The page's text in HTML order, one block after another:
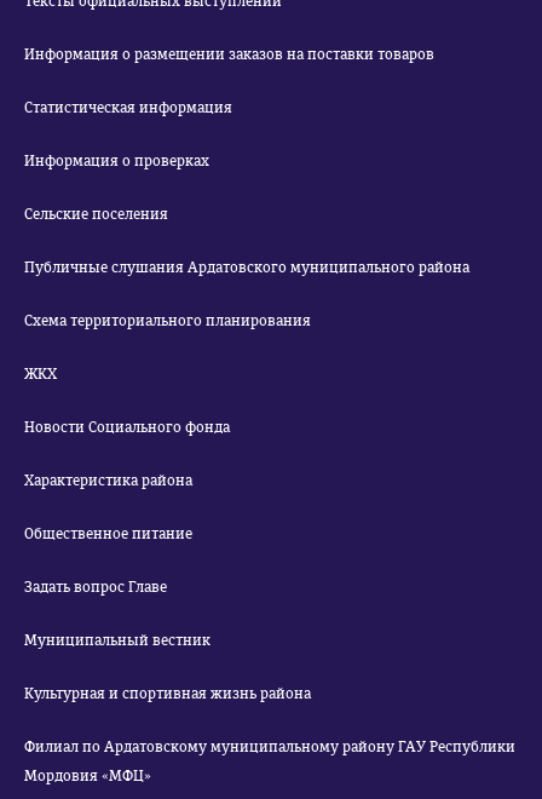
Информация о размещении заказов на поставки товаров
Статистическая информация
Информация о проверках
Сельские поселения
Публичные слушания Ардатовского муниципального района
Схема территориального планирования
ЖКХ
Новости Социального фонда
Характеристика района
Общественное питание
Задать вопрос Главе
Муниципальный вестник
Культурная и спортивная жизнь района
Филиал по Ардатовскому муниципальному району ГАУ Республики
Мордовия «МФЦ»